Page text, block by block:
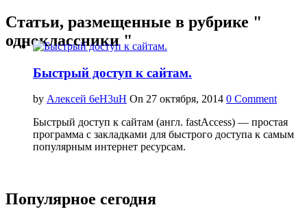
Статьи, размещенные в рубрике "
одноклассники "
Быстрый доступ к сайтам.
by Алексей 6eH3uH On 27 октября, 2014 0 Comment
Быстрый доступ к сайтам (англ. fastAccess) — простая
программа с закладками для быстрого доступа к самым
популярным интернет ресурсам.
Популярное сегодня